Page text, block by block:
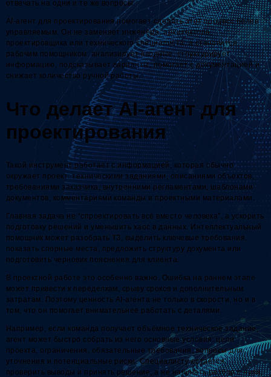
отвечать на одни и те же вопросы.
AI-агент для проектирования помогает сделать этот процесс более
управляемым. Он не заменяет инженера, архитектора,
проектировщика или технического специалиста, а становится
рабочим помощником: анализирует вводные, структурирует
информацию, подсказывает варианты, помогает с документацией и
снижает количество ручной работы.
Что делает AI-агент для
проектирования
Такой инструмент работает с информацией, которая обычно
окружает проект: техническими заданиями, описаниями объектов,
требованиями заказчика, внутренними регламентами, шаблонами
документов, комментариями команды и проектными материалами.
Главная задача не “спроектировать всё вместо человека”, а ускорить
подготовку решений и уменьшить хаос в данных. Интеллектуальный
помощник может разобрать ТЗ, выделить ключевые требования,
показать спорные места, предложить структуру документа или
подготовить черновик пояснения для клиента.
В проектной работе это особенно важно. Ошибка на раннем этапе
может привести к переделкам, срыву сроков и дополнительным
затратам. Поэтому ценность AI-агента не только в скорости, но и в
том, что он помогает внимательнее работать с деталями.
Например, если команда получает объёмное техническое задание,
агент может быстро собрать из него основные условия: цели
проекта, ограничения, обязательные требования, вопросы для
уточнения и потенциальные риски. Специалисту остаётся
проверить выводы и принять решение, а не начинать разбор с нуля.